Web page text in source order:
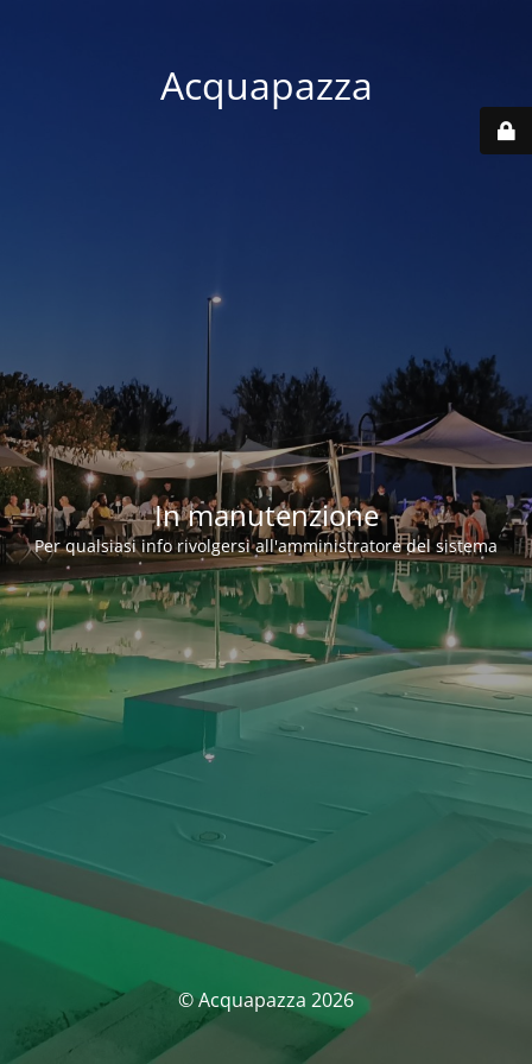
Acquapazza
In manutenzione
Per qualsiasi info rivolgersi all'amministratore del sistema
© Acquapazza 2026